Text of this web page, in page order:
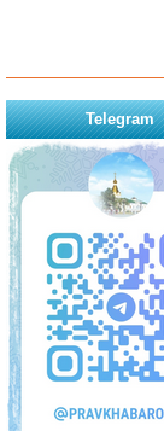
Telegram